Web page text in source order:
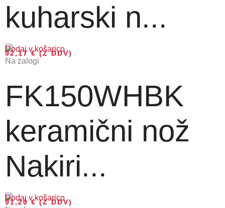
kuharski n...
92,17€(Z DDV)
Dodaj v košarico
Na zalogi
FK150WHBK
keramični nož
Nakiri...
91,20€(Z DDV)
Dodaj v košarico